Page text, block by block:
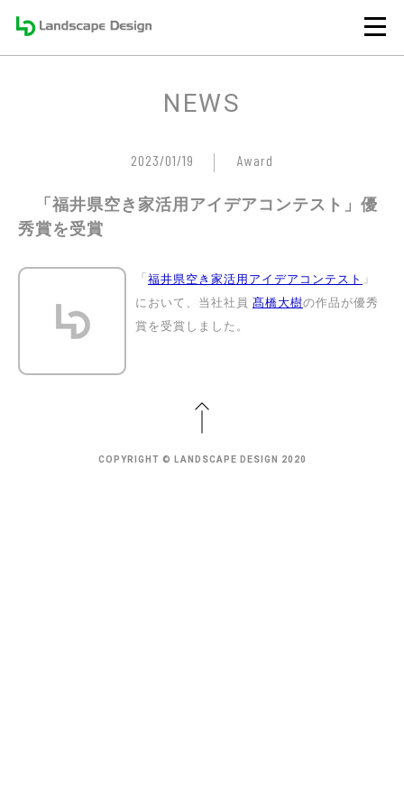
NEWS
2023/01/19 Award
「福井県空き家活用アイデアコンテスト」優
秀賞を受賞
「福井県空き家活用アイデアコンテスト 」
において、当社社員 髙橋大樹の作品が優秀
賞を受賞しました。
COPYRIGHT © LANDSCAPE DESIGN 2020